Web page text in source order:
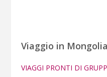
Viaggio in Mongolia
VIAGGI PRONTI DI